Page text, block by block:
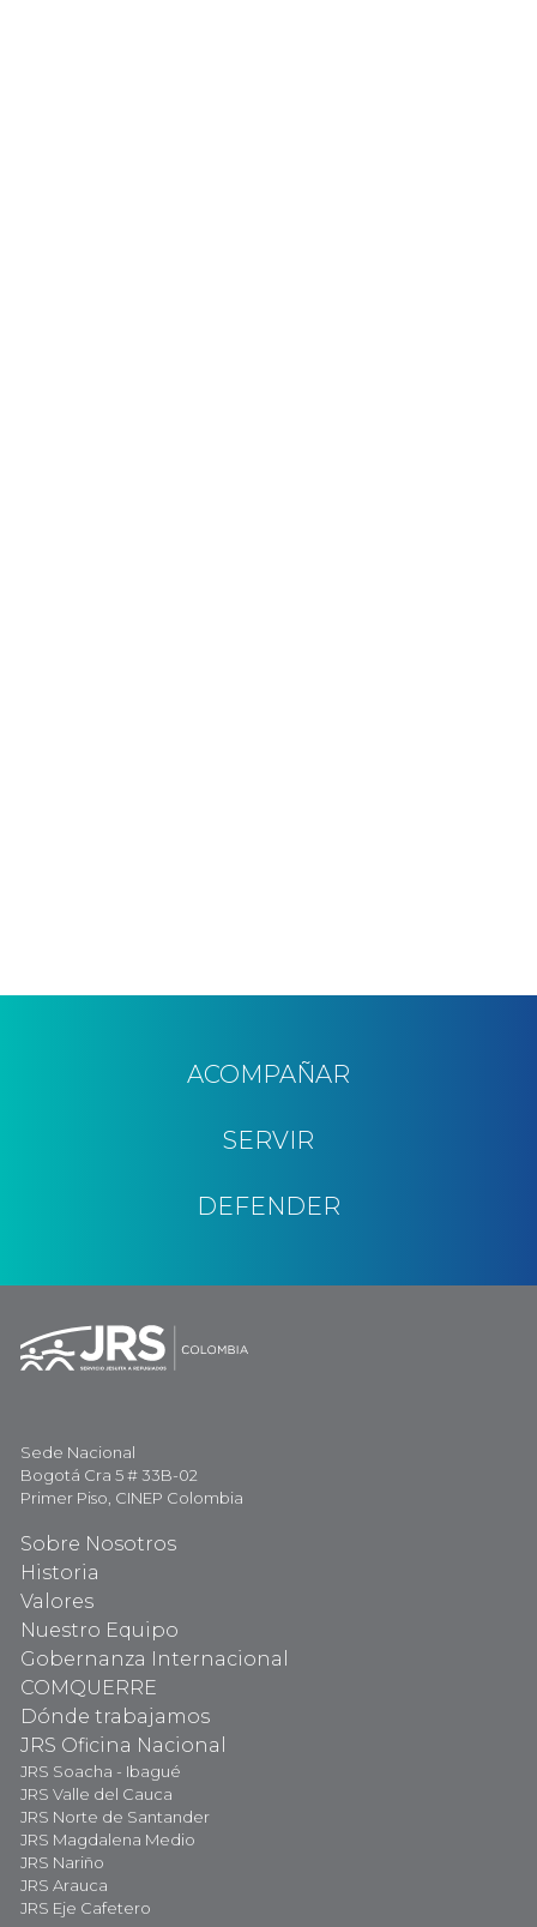
ACOMPAÑAR
SERVIR
DEFENDER
Sede Nacional
Bogotá Cra 5 # 33B-02
Primer Piso, CINEP Colombia
Sobre Nosotros
Historia
Valores
Nuestro Equipo
Gobernanza Internacional
COMQUERRE
Dónde trabajamos
JRS Oficina Nacional
JRS Soacha - Ibagué
JRS Valle del Cauca
JRS Norte de Santander
JRS Magdalena Medio
JRS Nariño
JRS Arauca
JRS Eje Cafetero